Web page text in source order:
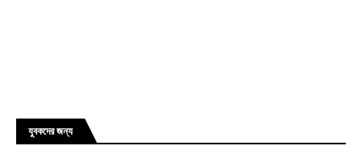
যুবকদের জন্য